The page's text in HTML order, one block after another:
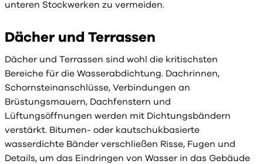
unteren Stockwerken zu vermeiden.
Dächer und Terrassen
Dächer und Terrassen sind wohl die kritischsten
Bereiche für die Wasserabdichtung. Dachrinnen,
Schornsteinanschlüsse, Verbindungen an
Brüstungsmauern, Dachfenstern und
Lüftungsöffnungen werden mit Dichtungsbändern
verstärkt. Bitumen- oder kautschukbasierte
wasserdichte Bänder verschließen Risse, Fugen und
Details, um das Eindringen von Wasser in das Gebäude